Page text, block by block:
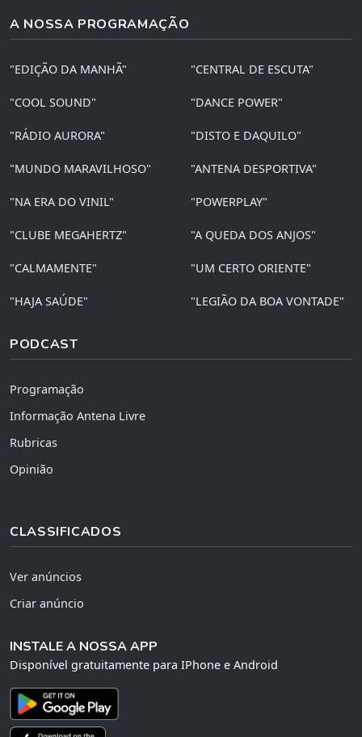
A NOSSA PROGRAMAÇÃO
"EDIÇÃO DA MANHÃ" "CENTRAL DE ESCUTA"
"COOL SOUND" "DANCE POWER"
"RÁDIO AURORA" "DISTO E DAQUILO"
"MUNDO MARAVILHOSO" "ANTENA DESPORTIVA"
"NA ERA DO VINIL" "POWERPLAY"
"CLUBE MEGAHERTZ" "A QUEDA DOS ANJOS"
"CALMAMENTE" "UM CERTO ORIENTE"
"HAJA SAÚDE" "LEGIÃO DA BOA VONTADE"
PODCAST
Programação
Informação Antena Livre
Rubricas
Opinião
CLASSIFICADOS
Ver anúncios
Criar anúncio
INSTALE A NOSSA APP
Disponível gratuitamente para IPhone e Android